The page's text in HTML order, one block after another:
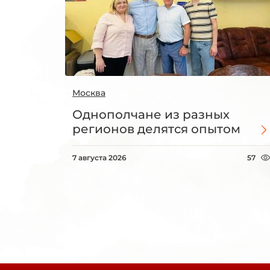
Москва
Однополчане из разных
регионов делятся опытом
7 августа 2026 57